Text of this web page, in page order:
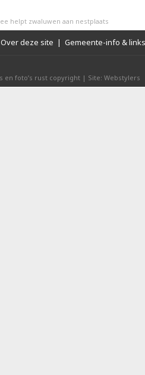
helpt zwaluwen aan nestplaats
Over deze site | Gemeente-info & links
en foto’s rust copyright | Site: Webstylers